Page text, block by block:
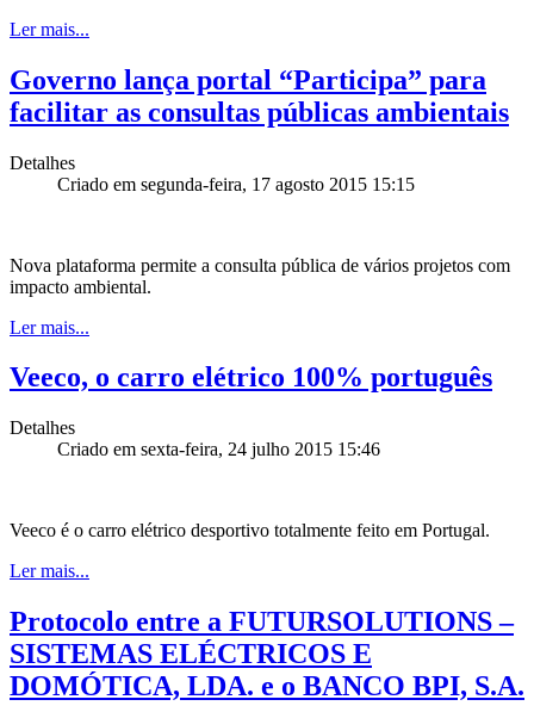
Ler mais...
Governo lança portal “Participa” para
facilitar as consultas públicas ambientais
Detalhes
Criado em segunda-feira, 17 agosto 2015 15:15
Nova plataforma permite a consulta pública de vários projetos com
impacto ambiental.
Ler mais...
Veeco, o carro elétrico 100% português
Detalhes
Criado em sexta-feira, 24 julho 2015 15:46
Veeco é o carro elétrico desportivo totalmente feito em Portugal.
Ler mais...
Protocolo entre a FUTURSOLUTIONS –
SISTEMAS ELÉCTRICOS E
DOMÓTICA, LDA. e o BANCO BPI, S.A.